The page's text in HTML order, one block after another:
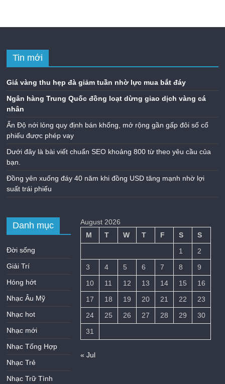
Tin mới
Giá vàng thu hẹp đà giảm tuần nhờ lực mua bắt đáy
Ngân hàng Trung Quốc đồng loạt dừng giao dịch vàng cá
nhân
Ấn Độ nới lỏng quy định bán khống, mở rộng gần gấp đôi số cổ
phiếu được phép vay
Dưới đây là bài viết chuẩn SEO khoảng 800 từ theo yêu cầu của
bạn.
Đồng yên xuống đáy 40 năm khi đồng USD tăng mạnh nhờ lợi
suất trái phiếu
Danh mục
Đời sống
Giải Trí
Hóng hớt
Nhạc Âu Mỹ
Nhạc hot
Nhạc mới
Nhạc Tổng Hợp
Nhạc Trẻ
Nhạc Trữ Tình
August 2026
M
T W T F S
S
1
2
3
4 5 6 7 8
9
10
11 12 13 14 15
16
17
18 19 20 21 22
23
24
25 26 27 28 29
30
31
« Jul